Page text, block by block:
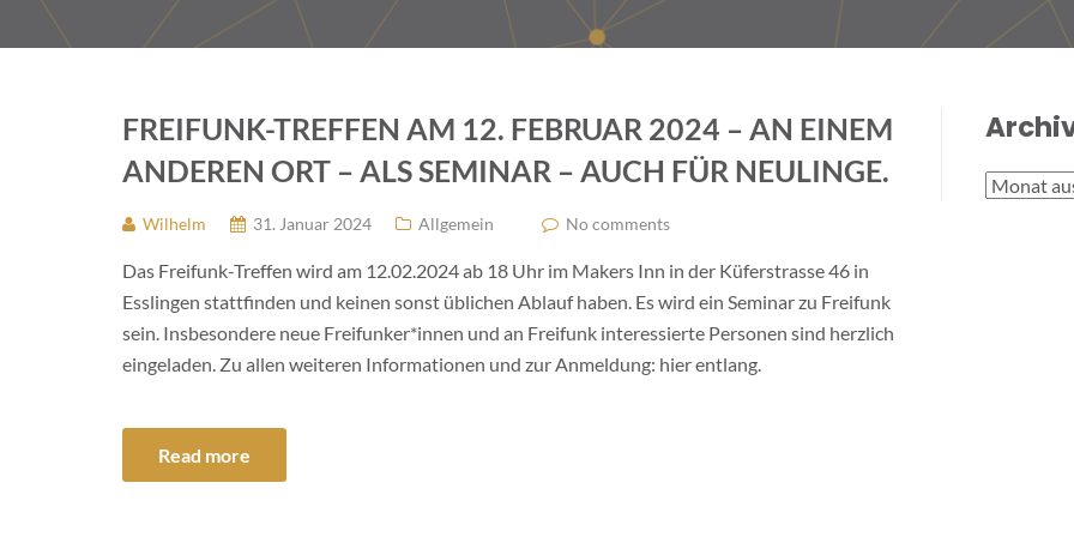
FREIFUNK-TREFFEN AM 12. FEBRUAR 2024 – AN EINEM
ANDEREN ORT – ALS SEMINAR – AUCH FÜR NEULINGE.
Wilhelm 31. Januar 2024 Allgemein No comments
Das Freifunk-Treffen wird am 12.02.2024 ab 18 Uhr im Makers Inn in der Küferstrasse 46 in
Esslingen stattfinden und keinen sonst üblichen Ablauf haben. Es wird ein Seminar zu Freifunk
sein. Insbesondere neue Freifunker*innen und an Freifunk interessierte Personen sind herzlich
eingeladen. Zu allen weiteren Informationen und zur Anmeldung: hier entlang.
Read more
Archive